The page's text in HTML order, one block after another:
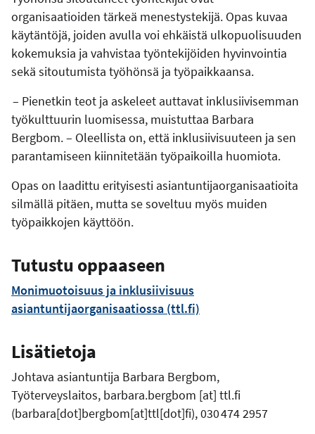
organisaatioiden tärkeä menestystekijä. Opas kuvaa
käytäntöjä, joiden avulla voi ehkäistä ulkopuolisuuden
kokemuksia ja vahvistaa työntekijöiden hyvinvointia
sekä sitoutumista työhönsä ja työpaikkaansa.
– Pienetkin teot ja askeleet auttavat inklusiivisemman
työkulttuurin luomisessa, muistuttaa Barbara
Bergbom. – Oleellista on, että inklusiivisuuteen ja sen
parantamiseen kiinnitetään työpaikoilla huomiota.
Opas on laadittu erityisesti asiantuntijaorganisaatioita
silmällä pitäen, mutta se soveltuu myös muiden
työpaikkojen käyttöön.
Tutustu oppaaseen
Monimuotoisuus ja inklusiivisuus
asiantuntijaorganisaatiossa (ttl.fi)
Lisätietoja
Johtava asiantuntija Barbara Bergbom,
Työterveyslaitos, barbara.bergbom [at] ttl.fi
(barbara[dot]bergbom[at]ttl[dot]fi), 030 474 2957